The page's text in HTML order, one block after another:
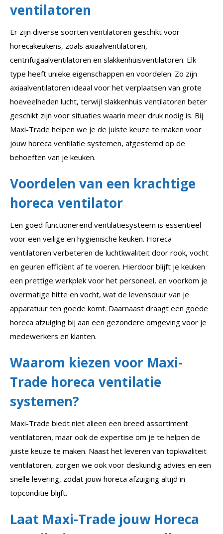
ventilatoren
Er zijn diverse soorten ventilatoren geschikt voor
horecakeukens, zoals axiaalventilatoren,
centrifugaalventilatoren en slakkenhuisventilatoren. Elk
type heeft unieke eigenschappen en voordelen. Zo zijn
axiaalventilatoren ideaal voor het verplaatsen van grote
hoeveelheden lucht, terwijl slakkenhuis ventilatoren beter
geschikt zijn voor situaties waarin meer druk nodig is. Bij
Maxi-Trade helpen we je de juiste keuze te maken voor
jouw horeca ventilatie systemen, afgestemd op de
behoeften van je keuken.
Voordelen van een krachtige
horeca ventilator
Een goed functionerend ventilatiesysteem is essentieel
voor een veilige en hygiënische keuken. Horeca
ventilatoren verbeteren de luchtkwaliteit door rook, vocht
en geuren efficiënt af te voeren. Hierdoor blijft je keuken
een prettige werkplek voor het personeel, en voorkom je
overmatige hitte en vocht, wat de levensduur van je
apparatuur ten goede komt. Daarnaast draagt een goede
horeca afzuiging bij aan een gezondere omgeving voor je
medewerkers en klanten.
Waarom kiezen voor Maxi-
Trade horeca ventilatie
systemen?
Maxi-Trade biedt niet alleen een breed assortiment
ventilatoren, maar ook de expertise om je te helpen de
juiste keuze te maken. Naast het leveren van topkwaliteit
ventilatoren, zorgen we ook voor deskundig advies en een
snelle levering, zodat jouw horeca afzuiging altijd in
topconditie blijft.
Laat Maxi-Trade jouw Horeca